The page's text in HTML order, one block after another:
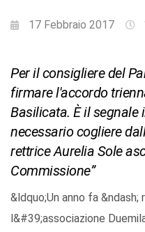
17 Febbraio 2017
Per il consigliere del
firmare l'accordo
Basilicata. È il segnale
necessario cogliere
rettrice Aurelia Sole
Commissione”
&ldquo;Un anno fa
l&#39;associazione